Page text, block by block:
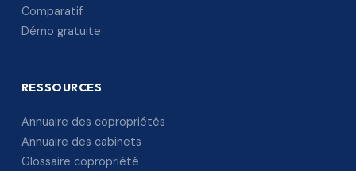
Comparatif
Démo gratuite
RESSOURCES
Annuaire des copropriétés
Annuaire des cabinets
Glossaire copropriété